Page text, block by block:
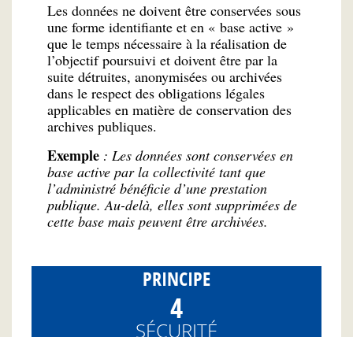
Les données ne doivent être conservées sous
une forme identifiante et en « base active »
que le temps nécessaire à la réalisation de
l’objectif poursuivi et doivent être par la
suite détruites, anonymisées ou archivées
dans le respect des obligations légales
applicables en matière de conservation des
archives publiques.
Exemple : Les données sont conservées en
base active par la collectivité tant que
l’administré bénéficie d’une prestation
publique. Au-delà, elles sont supprimées de
cette base mais peuvent être archivées.
PRINCIPE
4
SÉCURITÉ